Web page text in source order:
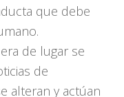
que debe
de lugar se
de
alteran y actúan